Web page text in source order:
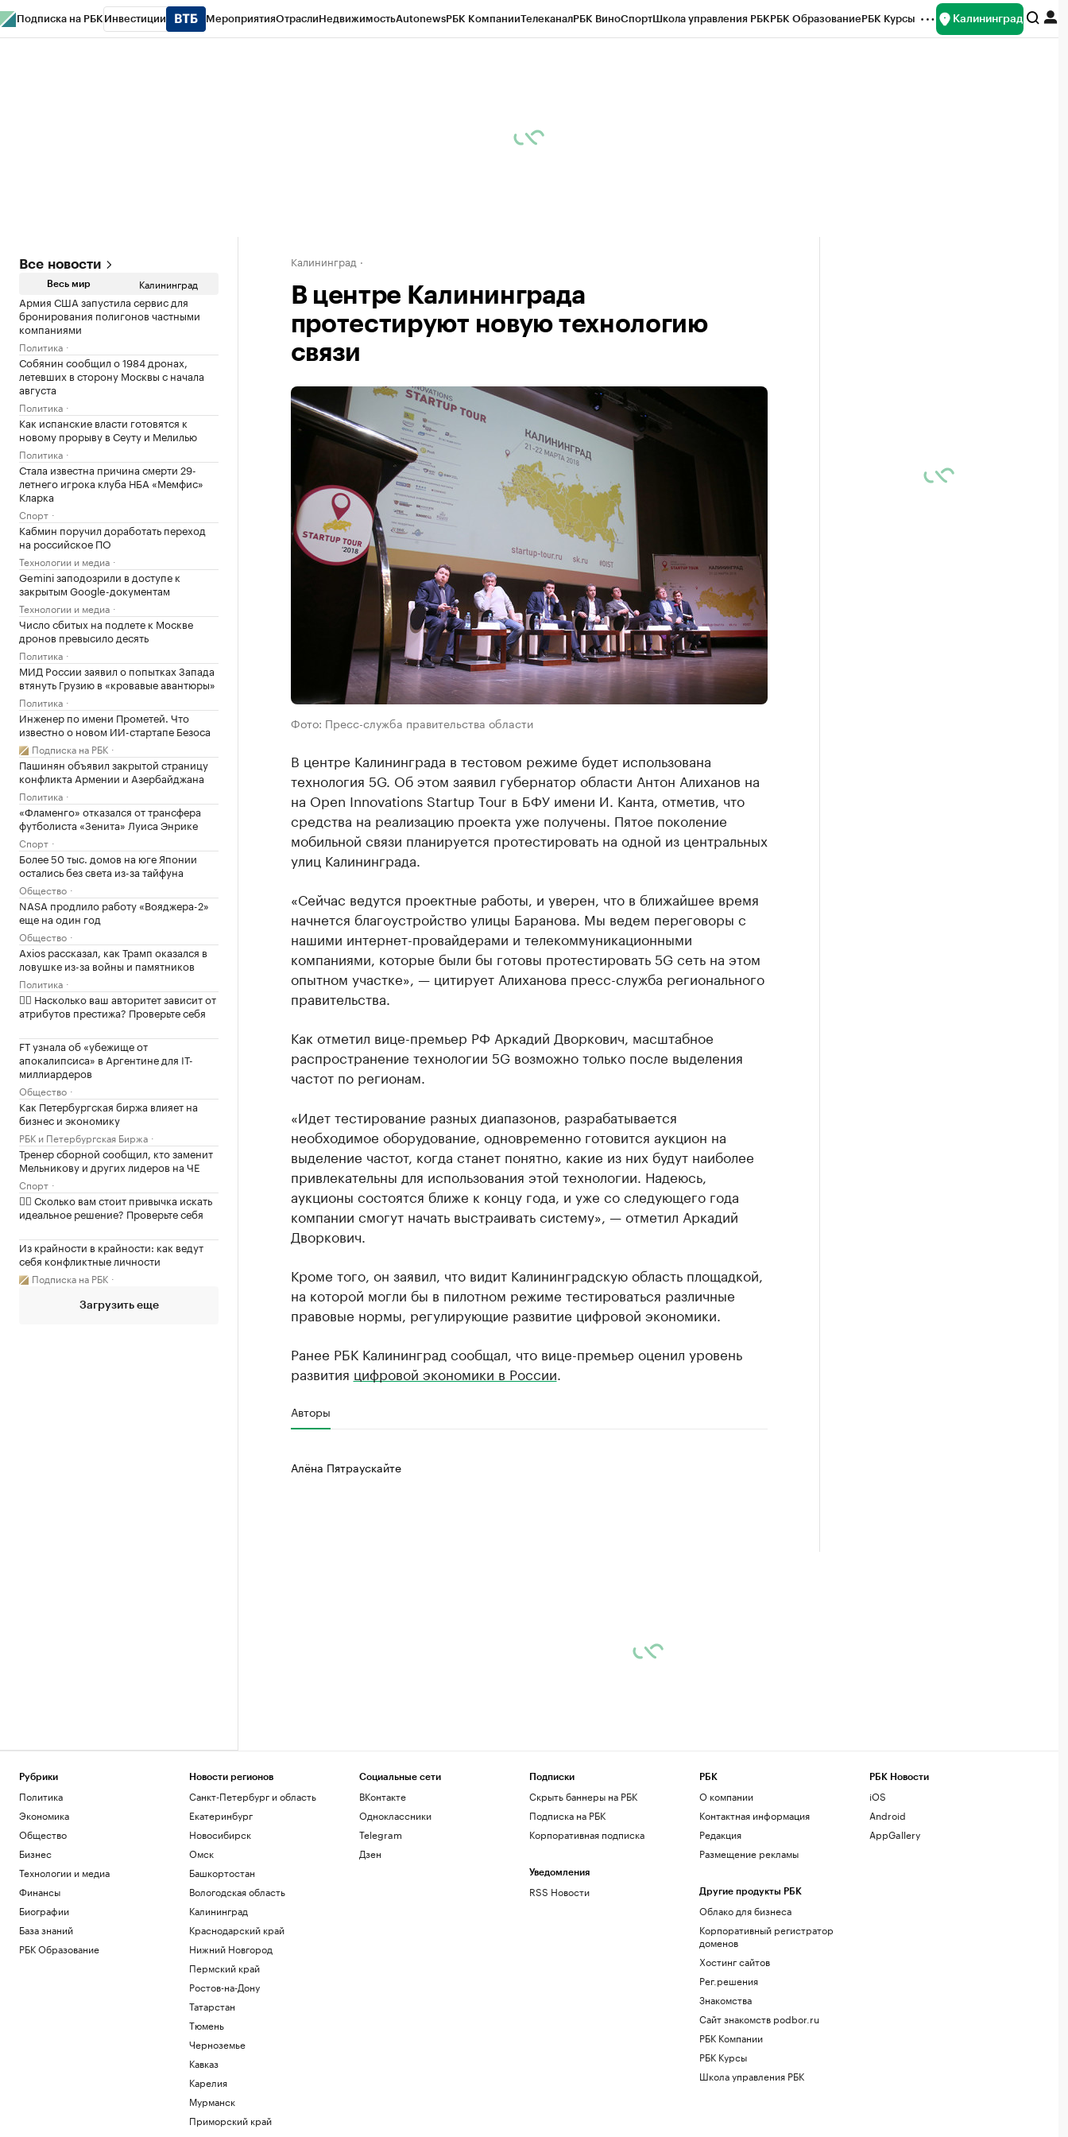
Подписка на РБК Инвестиции МероприятияОтраслиНедвижимостьAutonewsРБК КомпанииТелеканалРБК ВиноСпортШкола управления РБКРБК ОбразованиеРБК Курсы Калининград
Все новости
Весь мир Калининград
Армия США запустила сервис для
бронирования полигонов частными
компаниями
Политика
Собянин сообщил о 1984 дронах,
летевших в сторону Москвы с начала
августа
Политика
Как испанские власти готовятся к
новому прорыву в Сеуту и Мелилью
Политика
Стала известна причина смерти 29-
летнего игрока клуба НБА «Мемфис»
Кларка
Спорт
Кабмин поручил доработать переход
на российское ПО
Технологии и медиа
Gemini заподозрили в доступе к
закрытым Google-документам
Технологии и медиа
Число сбитых на подлете к Москве
дронов превысило десять
Политика
МИД России заявил о попытках Запада
втянуть Грузию в «кровавые авантюры»
Политика
Инженер по имени Прометей. Что
известно о новом ИИ-стартапе Безоса
Подписка на РБК
Пашинян объявил закрытой страницу
конфликта Армении и Азербайджана
Политика
«Фламенго» отказался от трансфера
футболиста «Зенита» Луиса Энрике
Спорт
Более 50 тыс. домов на юге Японии
остались без света из-за тайфуна
Общество
NASA продлило работу «Вояджера-2»
еще на один год
Общество
Axios рассказал, как Трамп оказался в
ловушке из-за войны и памятников
Политика
✍🏻 Насколько ваш авторитет зависит от
атрибутов престижа? Проверьте себя
FT узнала об «убежище от
апокалипсиса» в Аргентине для IT-
миллиардеров
Общество
Как Петербургская биржа влияет на
бизнес и экономику
РБК и Петербургская Биржа
Тренер сборной сообщил, кто заменит
Мельникову и других лидеров на ЧЕ
Спорт
✍🏻 Сколько вам стоит привычка искать
идеальное решение? Проверьте себя
Из крайности в крайности: как ведут
себя конфликтные личности
Подписка на РБК
Загрузить еще
Калининград
В центре Калининграда
протестируют новую технологию
связи
Фото: Пресс-служба правительства области
В центре Калининграда в тестовом режиме будет использована
технология 5G. Об этом заявил губернатор области Антон Алиханов на
на Open Innovations Startup Tour в БФУ имени И. Канта, отметив, что
средства на реализацию проекта уже получены. Пятое поколение
мобильной связи планируется протестировать на одной из центральных
улиц Калининграда.
«Сейчас ведутся проектные работы, и уверен, что в ближайшее время
начнется благоустройство улицы Баранова. Мы ведем переговоры с
нашими интернет-провайдерами и телекоммуникационными
компаниями, которые были бы готовы протестировать 5G сеть на этом
опытном участке», — цитирует Алиханова пресс-служба регионального
правительства.
Как отметил вице-премьер РФ Аркадий Дворкович, масштабное
распространение технологии 5G возможно только после выделения
частот по регионам.
«Идет тестирование разных диапазонов, разрабатывается
необходимое оборудование, одновременно готовится аукцион на
выделение частот, когда станет понятно, какие из них будут наиболее
привлекательны для использования этой технологии. Надеюсь,
аукционы состоятся ближе к концу года, и уже со следующего года
компании смогут начать выстраивать систему», — отметил Аркадий
Дворкович.
Кроме того, он заявил, что видит Калининградскую область площадкой,
на которой могли бы в пилотном режиме тестироваться различные
правовые нормы, регулирующие развитие цифровой экономики.
Ранее РБК Калининград сообщал, что вице-премьер оценил уровень
развития цифровой экономики в России
Авторы
Алёна Пятраускайте
Рубрики
Политика
Экономика
Общество
Бизнес
Технологии и медиа
Финансы
Биографии
База знаний
РБК Образование
Новости регионов
Санкт-Петербург и область
Екатеринбург
Новосибирск
Омск
Башкортостан
Вологодская область
Калининград
Краснодарский край
Нижний Новгород
Пермский край
Ростов-на-Дону
Татарстан
Тюмень
Черноземье
Кавказ
Карелия
Мурманск
Приморский край
Социальные сети
ВКонтакте
Одноклассники
Telegram
Дзен
Подписки
Скрыть баннеры на РБК
Подписка на РБК
Корпоративная подписка
Уведомления
RSS Новости
РБК
О компании
Контактная информация
Редакция
Размещение рекламы
Другие продукты РБК
Облако для бизнеса
Корпоративный регистратор
доменов
Хостинг сайтов
Рег.решения
Знакомства
Сайт знакомств podbor.ru
РБК Компании
РБК Курсы
Школа управления РБК
РБК Новости
iOS
Android
AppGallery